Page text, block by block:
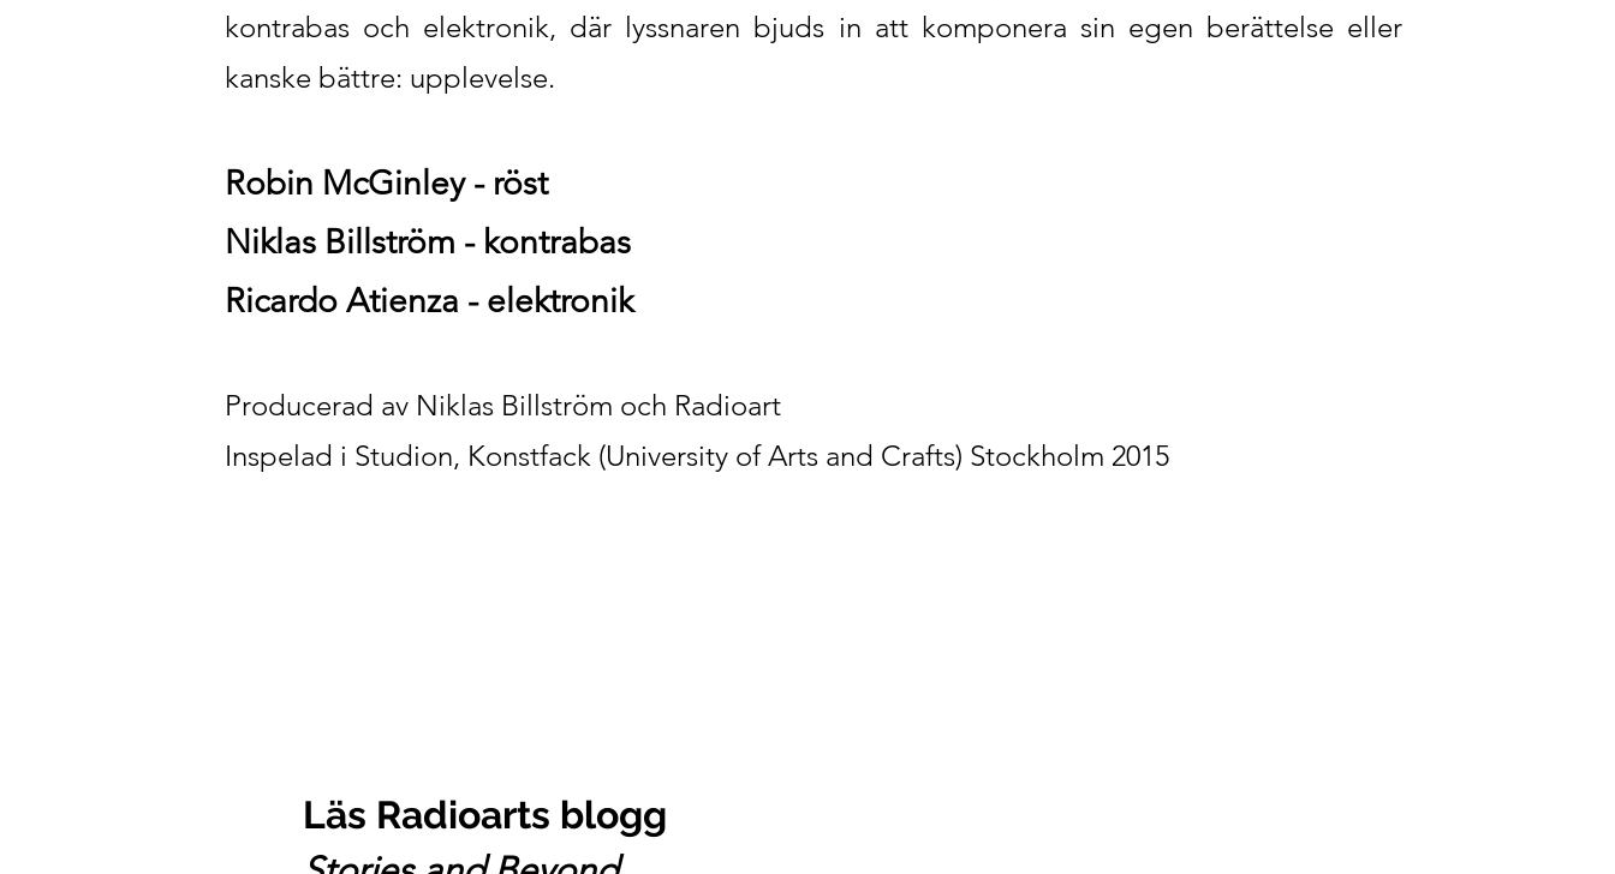
kontrabas och elektronik, där lyssnaren bjuds in att komponera sin egen berättelse eller
kanske bättre: upplevelse.
Robin McGinley - röst
Niklas Billström - kontrabas
Ricardo Atienza - elektronik
Producerad av Niklas Billström och Radioart
Inspelad i Studion, Konstfack (University of Arts and Crafts) Stockholm 2015
Läs Radioarts blogg